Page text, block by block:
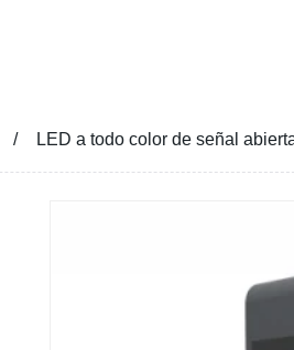
LED a todo color de señal